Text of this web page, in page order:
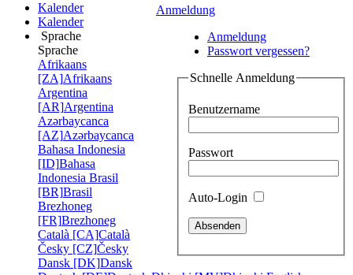
Anmeldung
Anmeldung
Passwort vergessen?
Schnelle Anmeldung
Benutzername
Passwort
Auto-Login
Kalender
Kalender
Sprache
Sprache
Afrikaans
[ZA]Afrikaans
Argentina
[AR]Argentina
Azərbaycanca
[AZ]Azərbaycanca
Bahasa Indonesia
[ID]Bahasa
Indonesia Brasil
[BR]Brasil
Brezhoneg
[FR]Brezhoneg
Català [CA]Català
Česky [CZ]Česky
Dansk [DK]Dansk